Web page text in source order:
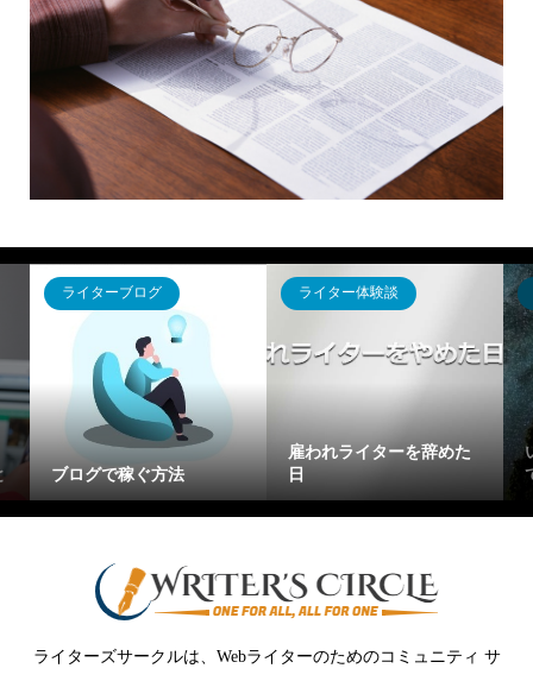
ライターブログ
ブログで稼ぐ方法
ライター体験談
雇われライターを辞めた
日
ライターズサークルは、Webライターのためのコミュニティ サ